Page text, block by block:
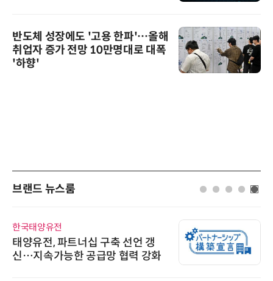
반도체 성장에도 '고용 한파'…올해
취업자 증가 전망 10만명대로 대폭
'하향'
브랜드 뉴스룸
한국태양유전
태양유전, 파트너십 구축 선언 갱
신…지속가능한 공급망 협력 강화